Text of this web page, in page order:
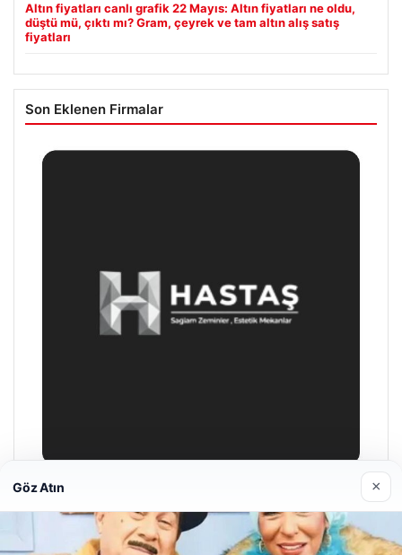
Altın fiyatları canlı grafik 22 Mayıs: Altın fiyatları ne oldu,
düştü mü, çıktı mı? Gram, çeyrek ve tam altın alış satış
fiyatları
Son Eklenen Firmalar
Mayıs 26, 2026
Göz Atın ×